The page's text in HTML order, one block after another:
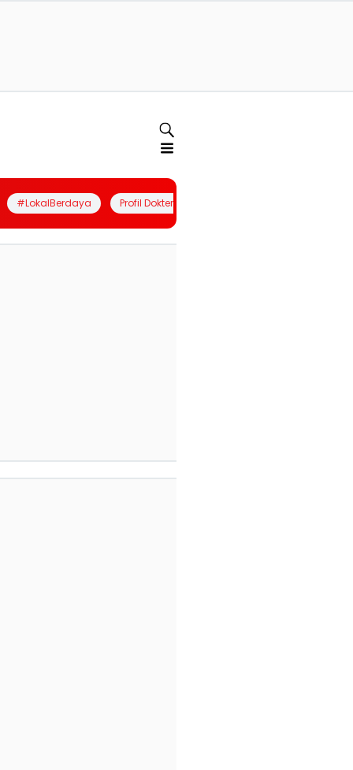
#LokalBerdaya Profil Dokter